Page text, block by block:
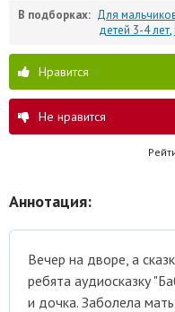
В подборках: Для
детей 3-4 лет,
Нравится
Не нравится
Аннотация:
Вечер на дворе, а
ребята аудиосказку
и дочка. Заболела